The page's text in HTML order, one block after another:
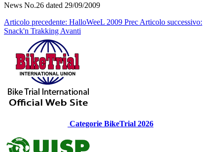
News No.26 dated 29/09/2009
Articolo precedente: HalloWeeL 2009 Prec Articolo successivo:
Snack'n Trakking Avanti
Categorie BikeTrial 2026